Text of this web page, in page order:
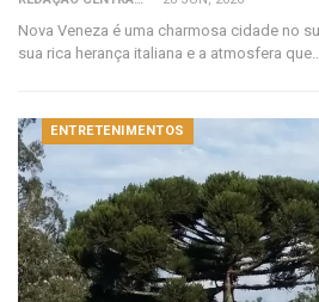
Nova Veneza é uma charmosa cidade no
sua rica herança italiana e a atmosfera
ENTRETENIMENTOS